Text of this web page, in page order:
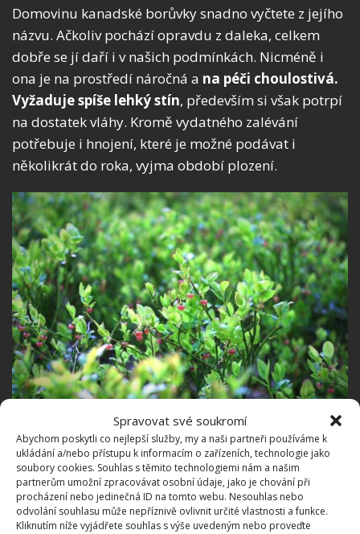
Spravovat své soukromí
Abychom poskytli co nejlepší služby, my a naši partneři používáme k
ukládání a/nebo přístupu k informacím o zařízeních, technologie jako
soubory cookies. Souhlas s těmito technologiemi nám a našim
partnerům umožní zpracovávat osobní údaje, jako je chování při
procházení nebo jedinečná ID na tomto webu. Nesouhlas nebo
odvolání souhlasu může nepříznivě ovlivnit určité vlastnosti a funkce.
Kliknutím níže vyjádřete souhlas s výše uvedeným nebo proveďte
Domovinu kanadské borůvky snadno vyčtete z jejího
názvu. Ačkoliv pochází opravdu z daleka, celkem
dobře se jí daří i v našich podmínkách. Nicméně i
ona je na prostředí náročná a na péči choulostivá.
Vyžaduje spíše lehký stín, především si však potrpí
na dostatek vláhy. Kromě vydatného zalévání
potřebuje i hnojení, které je možné podávat i
několikrát do roka, vyjma období plození.
I přes výše uvedená opatření nemusí být úroda
závratná, pokud borůvka neprošla na jaře
omlazujícím střihem. Optimálním časem je březen,
kdy už denní teploty neklesají k bodu mrazu.